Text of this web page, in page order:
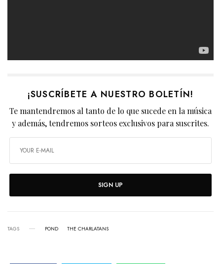
¡SUSCRÍBETE A NUESTRO BOLETÍN!
Te mantendremos al tanto de lo que sucede en la música
y además, tendremos sorteos exclusivos para suscrites.
SIGN UP
TAGS POND THE CHARLATANS